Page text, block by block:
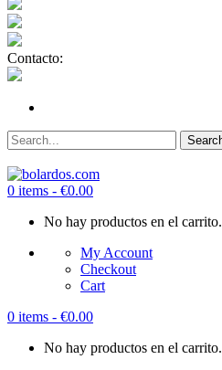
Contacto:
0 items - €0.00
No hay productos en el carrito.
My Account
Checkout
Cart
0 items - €0.00
No hay productos en el carrito.